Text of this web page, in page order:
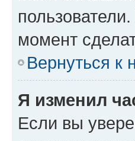
момент
Вернуться к
Я изменил
Если вы